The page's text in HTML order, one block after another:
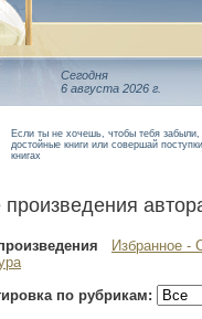
Сегодня
6 августа 2026 г.
Если ты не хочешь, чтобы тебя
достойные книги или совершай
книгах
произведения
Избранное -
по рубрикам: